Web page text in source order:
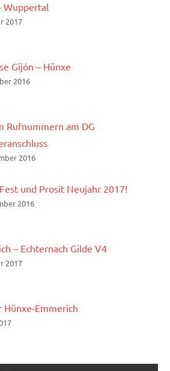
Wuppertal
2017
Gijón – Hünxe
2016
Rufnummern am DG
2016
und Prosit Neujahr 2017!
2016
– Echternach Gilde V4
2017
Hünxe-Emmerich